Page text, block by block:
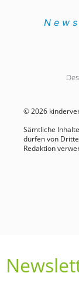
© 2026
Sämtliche
dürfen von
Redaktion